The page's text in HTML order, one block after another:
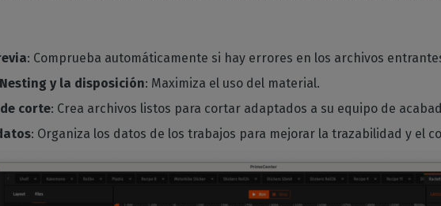
: Comprueba automáticamente si hay errores en los archivos
y la disposición: Maximiza el uso del material.
corte: Crea archivos listos para cortar adaptados a su equipo de
: Organiza los datos de los trabajos para mejorar la trazabilidad y el